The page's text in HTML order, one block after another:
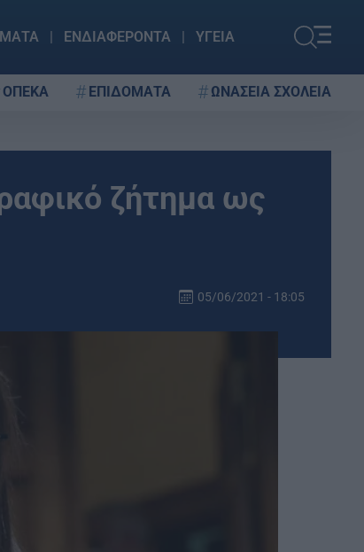
ΕΝΔΙΑΦΕΡΟΝΤΑ ΥΓΕΙΑ
ΟΠΕΚΑ ΕΠΙΔΟΜΑΤΑ ΩΝΑΣΕΙΑ ΣΧΟΛΕΙΑ
ζήτημα ως
05/06/2021 - 18:05